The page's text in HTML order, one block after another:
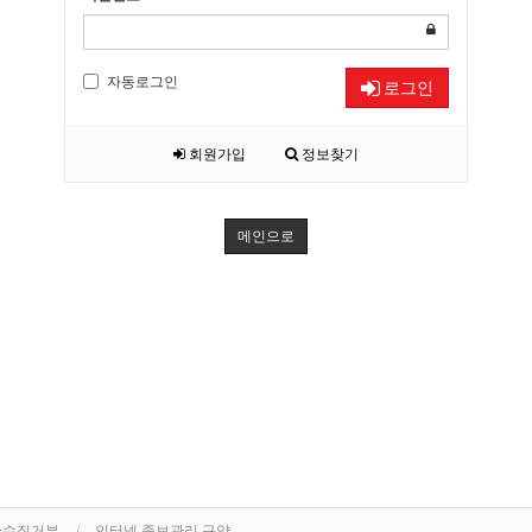
자동로그인 로그인
회원가입 정보찾기
메인으로